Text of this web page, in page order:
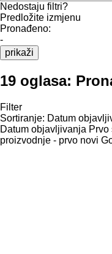
Nedostaju filtri?
Predložite izmjenu
Pronađeno:
-
prikaži
19 oglasa:
Filter
Sortiranje: Datum
Datum objavljivanja Prvo
proizvodnje - prvo novi